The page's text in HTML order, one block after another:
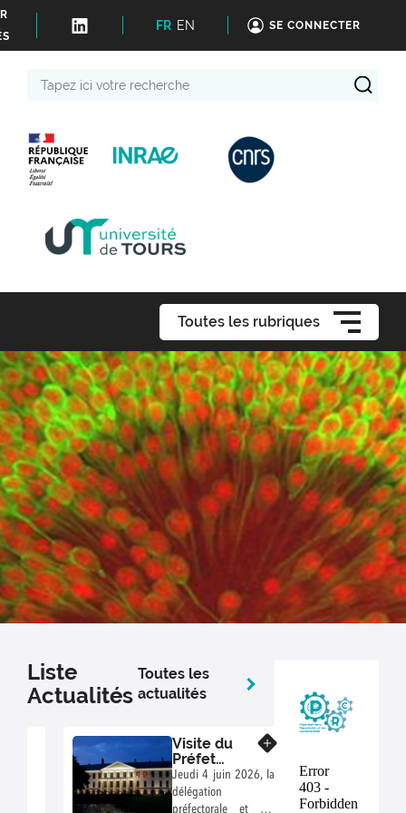
FR EN SE CONNECTER
Toutes les rubriques
Liste
Actualités
Toutes les
actualités
Visite du
Préfet
d’Indre-et-
Loire
Thomas
Jeudi 4 juin 2026, la
délégation
préfectorale et ses